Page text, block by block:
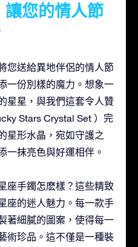
您的情人節
您送給異地伴侶的情人節
一份別樣的魔力。想象一
星星，與我們這套令人贊
Stars Crystal Set ）完
星形水晶，宛如守護之
一抹亮色與好運相伴。
座手鐲怎麽樣？這些精致
座的迷人魅力。每一款手
著細膩的圖案，使得每一
術珍品。這不僅是一種裝